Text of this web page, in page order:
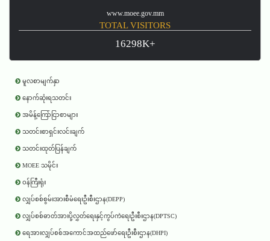
www.moee.gov.mm
TOTAL VISITORS
16298K+
မူလစာမျက်နှာ
နောက်ဆုံးရသတင်း
အမိန့်ကြော်ငြာစာများ
သတင်းစာရှင်းလင်းချက်
သတင်းထုတ်ပြန်ချက်
MOEE သမိုင်း
ဝန်ကြီးရုံး
လျှပ်စစ်စွမ်းအားစီမံရေးဦးစီးဌာန(DEPP)
လျှပ်စစ်ဓာတ်အားပို့လွှတ်ရေးနှင့်ကွပ်ကဲရေးဦးစီးဌာန(DPTSC)
ရေအားလျှပ်စစ်အကောင်အထည်ဖော်ရေးဦးစီးဌာန(DHPI)